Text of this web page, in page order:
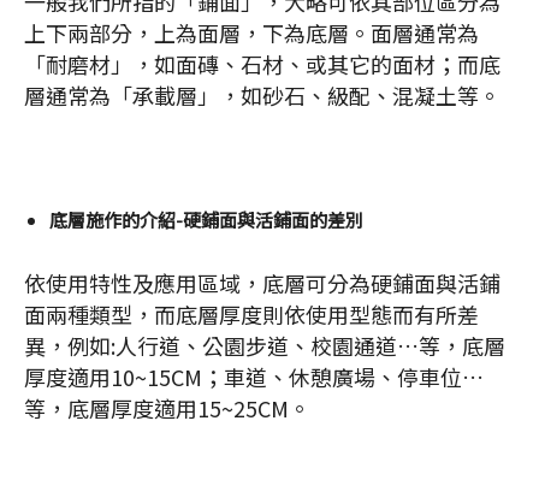
上下兩部分，上為面層，下為底層。面層通常為
「耐磨材」，如面磚、石材、或其它的面材；而底
層通常為「承載層」，如砂石、級配、混凝土等。
底層施作的介紹-硬鋪面與活鋪面的差別
依使用特性及應用區域，底層可分為硬鋪面與活鋪
面兩種類型，而底層厚度則依使用型態而有所差
異，例如:人行道、公園步道、校園通道…等，底層
厚度適用10~15CM；車道、休憩廣場、停車位…
等，底層厚度適用15~25CM。